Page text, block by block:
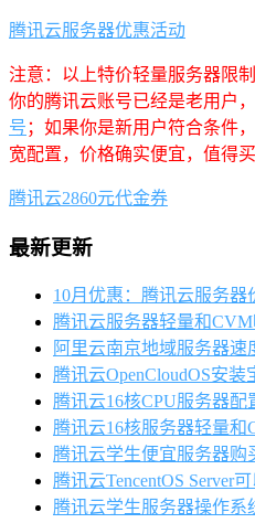
腾讯云服务器优惠活动
注意：以上特价轻量服务器限
你的腾讯云账号已经是老用户
号 ；如果你是新用户符合条件
宽配置，价格确实便宜，值得买
腾讯云2860元代金券
最新更新
10月优惠：腾讯云服务器
腾讯云服务器轻量和CVM
阿里云南京地域服务器速
腾讯云OpenCloudOS安
腾讯云16核CPU服务器配
腾讯云16核服务器轻量和
腾讯云学生便宜服务器购
腾讯云TencentOS Server
腾讯云学生服务器操作系